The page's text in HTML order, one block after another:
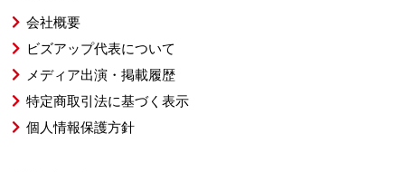
会社概要
ビズアップ代表について
メディア出演・掲載履歴
特定商取引法に基づく表示
個人情報保護方針